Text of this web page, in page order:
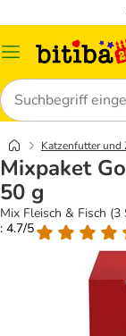
Menü
Suchen
Katzenfutter und
Mixpaket
50 g
Mix Fleisch & Fisch
: 4.7/5